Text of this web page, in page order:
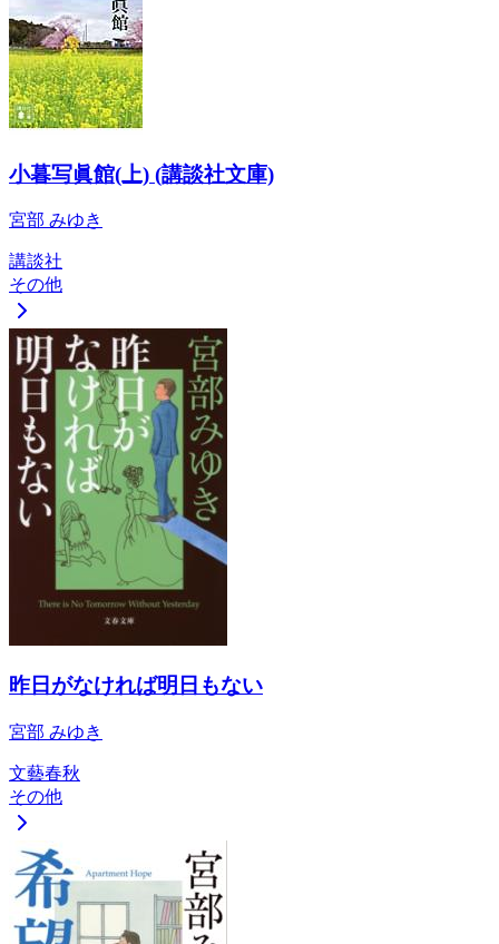
小暮写眞館(上) (講談社文庫)
宮部 みゆき
講談社
その他
昨日がなければ明日もない
宮部 みゆき
文藝春秋
その他